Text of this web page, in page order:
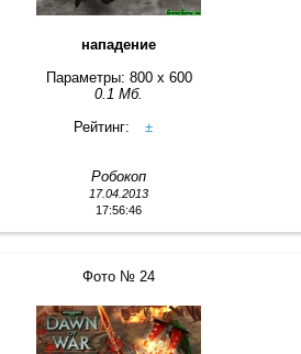
нападение
Параметры: 800 x 600
0.1 Мб.
Рейтинг:
±
Робокоп
17.04.2013
17:56:46
Фото № 24